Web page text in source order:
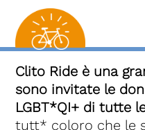
Clito Ride è una
sono invitate le
LGBT*QI+ di tutte
tutt* coloro che le